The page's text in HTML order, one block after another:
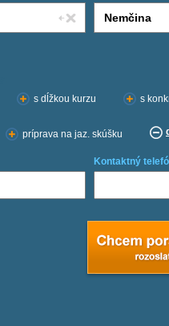
s dĺžkou kurzu s
príprava na jaz. skúšku
Kontaktný